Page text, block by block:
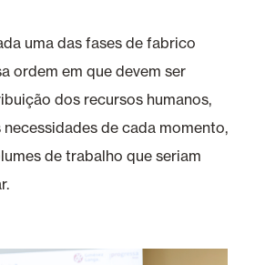
uma das fases de fabrico
ordem em que devem ser
dos recursos humanos,
de cada momento,
de trabalho que seriam